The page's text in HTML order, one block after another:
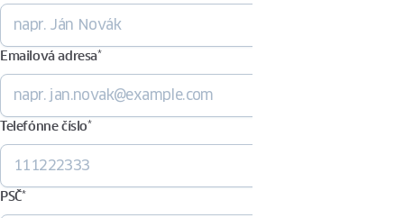
Emailová adresa*
Telefónne číslo*
PSČ*